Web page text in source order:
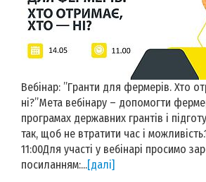
Вебінар: ”Гранти для фермерів. Хто
ні?”Мета вебінару – допомогти
програмах державних грантів і
так, щоб не втратити час і
11:00Для участі у вебінарі просимо
посиланням:...[далі]